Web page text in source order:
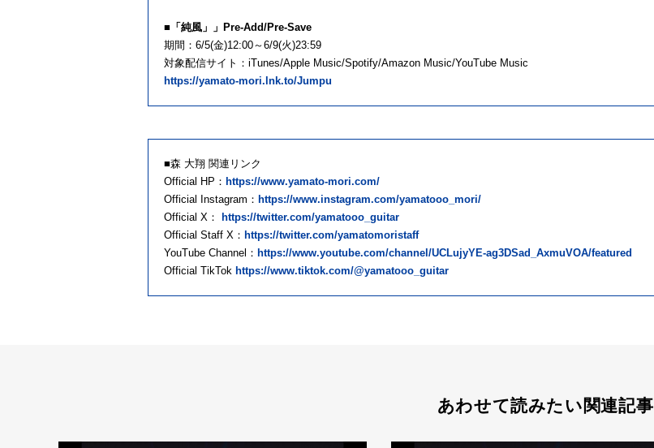
■「純風」」Pre-Add/Pre-Save
期間：6/5(金)12:00～6/9(火)23:59
対象配信サイト：iTunes/Apple Music/Spotify/Amazon Music/YouTube Music
https://yamato-mori.lnk.to/Jumpu
■森 大翔 関連リンク
Official HP： https://www.yamato-mori.com/
Official Instagram： https://www.instagram.com/yamatooo_mori/
Official X：
https://twitter.com/yamatooo_guitar
Official Staff X： https://twitter.com/yamatomoristaff
YouTube Channel： https://www.youtube.com/channel/UCLujyYE-ag3DSad_AxmuVOA/featured
Official TikTok https://www.tiktok.com/@yamatooo_guitar
あわせて読みたい関連記事